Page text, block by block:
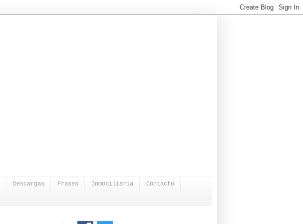
Descargas Frases Inmobiliaria Contacto